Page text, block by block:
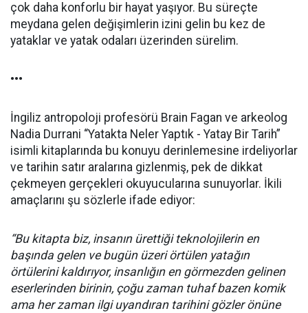
çok daha konforlu bir hayat yaşıyor. Bu süreçte
meydana gelen değişimlerin izini gelin bu kez de
yataklar ve yatak odaları üzerinden sürelim.
•••
İngiliz antropoloji profesörü Brain Fagan ve arkeolog
Nadia Durrani “Yatakta Neler Yaptık - Yatay Bir Tarih”
isimli kitaplarında bu konuyu derinlemesine irdeliyorlar
ve tarihin satır aralarına gizlenmiş, pek de dikkat
çekmeyen gerçekleri okuyucularına sunuyorlar. İkili
amaçlarını şu sözlerle ifade ediyor:
“Bu kitapta biz, insanın ürettiği teknolojilerin en
başında gelen ve bugün üzeri örtülen yatağın
örtülerini kaldırıyor, insanlığın en görmezden gelinen
eserlerinden birinin, çoğu zaman tuhaf bazen komik
ama her zaman ilgi uyandıran tarihini gözler önüne